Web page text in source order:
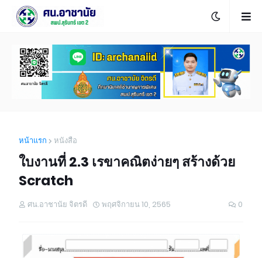
หน้าแรก หนังสือ
ใบงานที่ 2.3 เรขาคณิตง่ายๆ สร้างด้วย
Scratch
ศน.อาชานัย จิตรดี พฤศจิกายน 10, 2565 0